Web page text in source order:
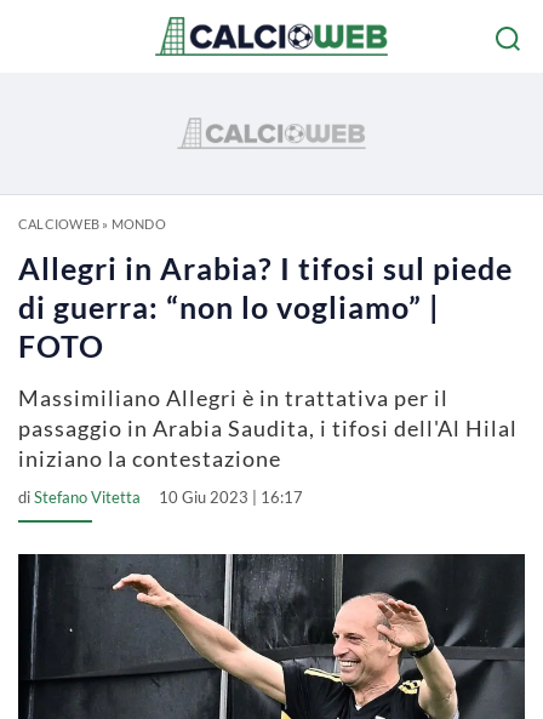
CALCIOWEB» MONDO
Allegri in Arabia? I tifosi sul piede
di guerra: “non lo vogliamo” |
FOTO
Massimiliano Allegri è in trattativa per il
passaggio in Arabia Saudita, i tifosi dell'Al Hilal
iniziano la contestazione
diStefano Vitetta 10 Giu 2023 | 16:17